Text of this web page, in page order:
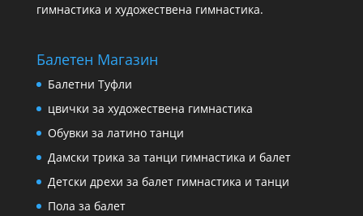
гимнастика и художествена гимнастика.
Балетен Магазин
Балетни Туфли
цвички за художествена гимнастика
Обувки за латино танци
Дамски трика за танци гимнастика и балет
Детски дрехи за балет гимнастика и танци
Пола за балет